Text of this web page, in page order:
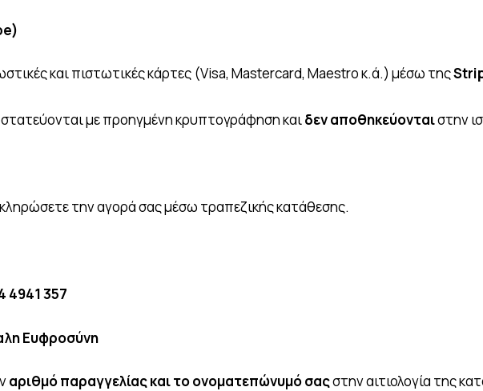
και πιστωτικές κάρτες (Visa, Mastercard, Maestro κ.ά.) μέσω της
με προηγμένη κρυπτογράφηση καιδεν αποθηκεύονταιστην
την αγορά σας μέσω τραπεζικής κατάθεσης.
4941 357
Ευφροσύνη
αριθμό παραγγελίας και το ονοματεπώνυμό σαςστην αιτιολογία της